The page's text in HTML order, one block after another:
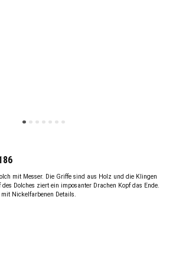
mit Messer. Die Griffe sind aus Holz und die Klingen
Dolches ziert ein imposanter Drachen Kopf das Ende.
Nickelfarbenen Details.